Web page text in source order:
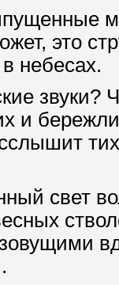
это
небесах.
звуки?
и
свет